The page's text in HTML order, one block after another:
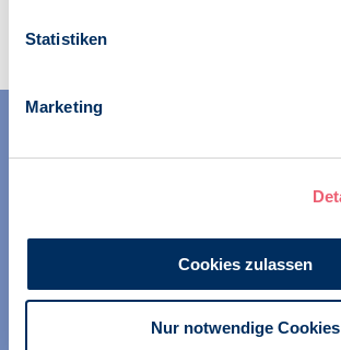
Statistiken
Marketing
Cookies zulassen
Nur notwendige Cookies
Wir unterstützen alle Psychologinnen und
ihrer Berufsausübung und bei der
anderem durch Orientierung beim